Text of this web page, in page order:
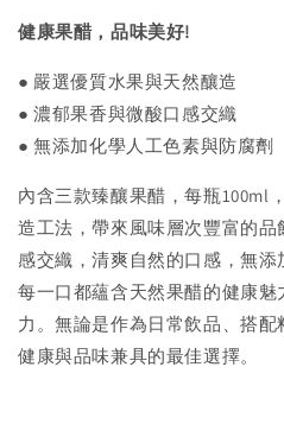
健康果醋，品味美好!
● 嚴選優質水果與天然釀造
● 濃郁果香與微酸口感交織
● 無添加化學人工色素與防腐劑
內含三款臻釀果醋，每瓶100ml
造工法，帶來風味層次豐富的
感交織，清爽自然的口感，無添
每一口都蘊含天然果醋的健康
力。無論是作為日常飲品、搭
健康與品味兼具的最佳選擇。